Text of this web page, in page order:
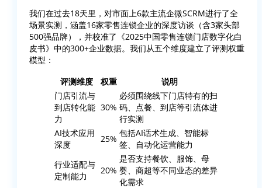
我们在过去18天里，对市面上6款主流企微SCRM进行了全
场景实测，涵盖16家零售连锁企业的深度访谈（含3家头部
500强品牌），并校准了《2025中国零售连锁门店数字化白
皮书》中的300+企业数据。我们从五个维度建立了评测权重
模型：
评测维度
权重
说明
门店引流与
到店转化能
力
30%
必须围绕线下门店特有的扫
码、点餐、到店等引流体进
行实测
AI技术应用
深度
25%
包括AI话术生成、智能标
签、自动化运营能力
行业适配与
定制能力
20%
是否支持餐饮、服饰、母
婴、商超等不同业态的差异
化需求